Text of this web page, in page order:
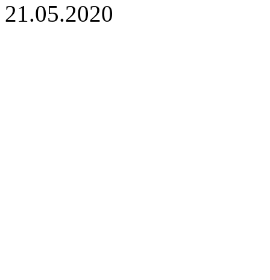
21.05.2020